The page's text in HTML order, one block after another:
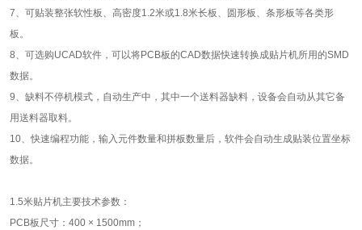
7、可贴装整张软性板、高密度1.2米或1.8米长板、圆形板、条形板等各类形
板。
8、可选购UCAD软件，可以将PCB板的CAD数据快速转换成贴片机所用的SMD
数据。
9、缺料不停机模式，自动生产中，其中一个送料器缺料，设备会自动从其它备
用送料器取料。
10、快速编程功能，输入元件数量和拼板数量后，软件会自动生成贴装位置坐标
数据。
1.5米贴片机主要技术参数：
PCB板尺寸：400 × 1500mm；